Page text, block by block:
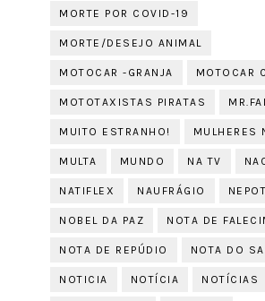
MORTE POR COVID-19
MORTE/DESEJO ANIMAL
MOTOCAR -GRANJA MOTOCAR
MOTOTAXISTAS PIRATAS
MUITO ESTRANHO! MULHERES
MULTA MUNDO NA TV
NATIFLEX NAUFRÁGIO
NOBEL DA PAZ NOTA DE
NOTA DE REPÚDIO NOTA DO
NOTICIA NOTÍCIA NOTÍCIAS